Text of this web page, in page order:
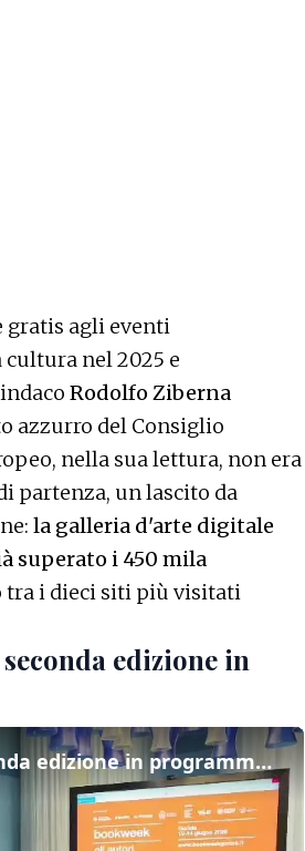
gratis agli eventi
nel 2025 e
Rodolfo Ziberna
azzurro del Consiglio
nella sua lettura, non era
partenza, un lascito da
la galleria d'arte digitale
superato i 450 mila
tra i dieci siti più visitati
edizione in
Torna Book Week: presentata la seconda edizione in programma a Gorizia